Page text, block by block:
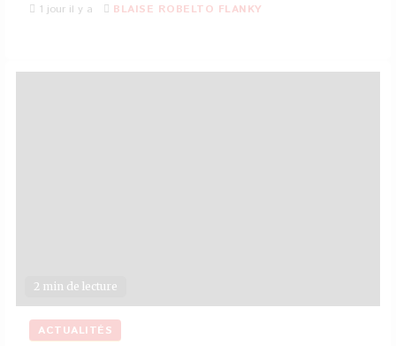
1 jour il y a BLAISE ROBELTO FLANKY
2 min de lecture
ACTUALITÉS